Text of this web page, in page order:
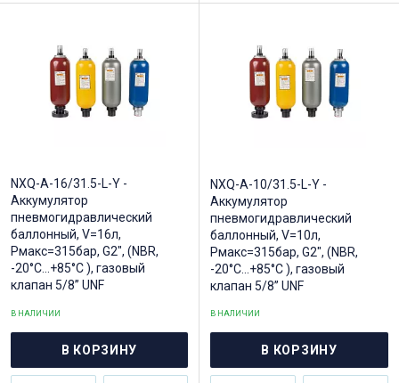
NXQ-A-16/31.5-L-Y -
Аккумулятор
пневмогидравлический
баллонный, V=16л,
Рмакс=315бар, G2", (NBR,
-20°C...+85°C ), газовый
клапан 5/8” UNF
В НАЛИЧИИ
В КОРЗИНУ
NXQ-A-10/31.5-L-Y -
Аккумулятор
пневмогидравлический
баллонный, V=10л,
Рмакс=315бар, G2", (NBR,
-20°C...+85°C ), газовый
клапан 5/8” UNF
В НАЛИЧИИ
В КОРЗИНУ